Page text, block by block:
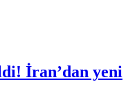
İran’dan yeni